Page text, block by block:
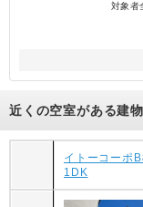
対象者
近くの空室がある建
イトーコーポ
1DK